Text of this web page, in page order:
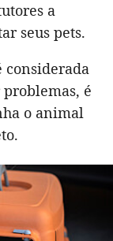
a
seus pets.
considerada
é
o animal